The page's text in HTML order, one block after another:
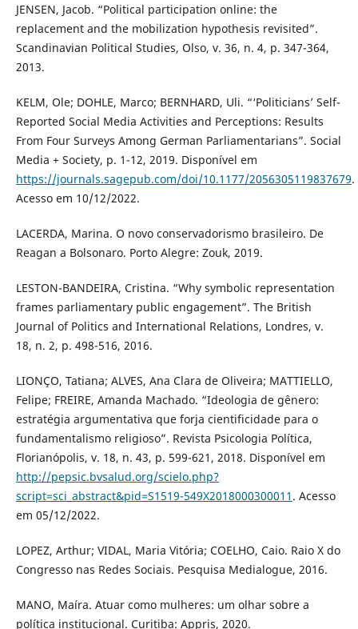
JENSEN, Jacob. “Political participation online: the
replacement and the mobilization hypothesis revisited”.
Scandinavian Political Studies, Olso, v. 36, n. 4, p. 347-364,
2013.
KELM, Ole; DOHLE, Marco; BERNHARD, Uli. “‘Politicians’ Self-
Reported Social Media Activities and Perceptions: Results
From Four Surveys Among German Parliamentarians”. Social
Media + Society, p. 1-12, 2019. Disponível em
https://journals.sagepub.com/doi/10.1177/2056305119837679.
Acesso em 10/12/2022.
LACERDA, Marina. O novo conservadorismo brasileiro. De
Reagan a Bolsonaro. Porto Alegre: Zouk, 2019.
LESTON-BANDEIRA, Cristina. “Why symbolic representation
frames parliamentary public engagement”. The British
Journal of Politics and International Relations, Londres, v.
18, n. 2, p. 498-516, 2016.
LIONÇO, Tatiana; ALVES, Ana Clara de Oliveira; MATTIELLO,
Felipe; FREIRE, Amanda Machado. “Ideologia de gênero:
estratégia argumentativa que forja cientificidade para o
fundamentalismo religioso”. Revista Psicologia Política,
Florianópolis, v. 18, n. 43, p. 599-621, 2018. Disponível em
http://pepsic.bvsalud.org/scielo.php?
script=sci_abstract&pid=S1519-549X2018000300011 . Acesso
em 05/12/2022.
LOPEZ, Arthur; VIDAL, Maria Vitória; COELHO, Caio. Raio X do
Congresso nas Redes Sociais. Pesquisa Medialogue, 2016.
MANO, Maíra. Atuar como mulheres: um olhar sobre a
política institucional. Curitiba: Appris, 2020.